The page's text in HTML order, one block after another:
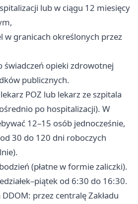
lub w ciągu 12 miesięcy
w granicach określonych przez
świadczeń opieki zdrowotnej
publicznych.
POZ lub lekarz ze szpitala
po hospitalizacji). W
12–15 osób jednocześnie,
30 do 120 dni roboczych
(płatne w formie zaliczki).
od 6:30 do 16:30.
przez centralę Zakładu